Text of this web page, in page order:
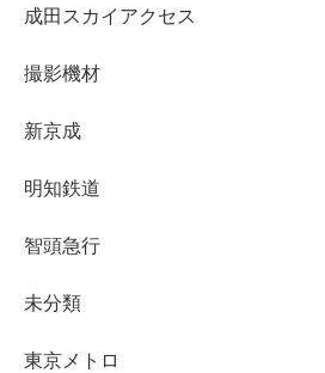
成田スカイアクセス
撮影機材
新京成
明知鉄道
智頭急行
未分類
東京メトロ